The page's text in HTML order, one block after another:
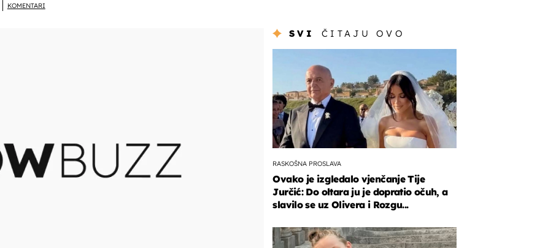
KOMENTARI
SVI ČITAJU OVO
RASKOŠNA PROSLAVA
Ovako je izgledalo vjenčanje Tije
Jurčić: Do oltara ju je dopratio očuh, a
slavilo se uz Olivera i Rozgu...